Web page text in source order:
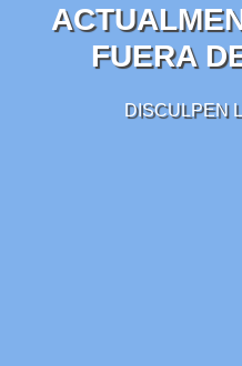
FUERA
DISCULPEN